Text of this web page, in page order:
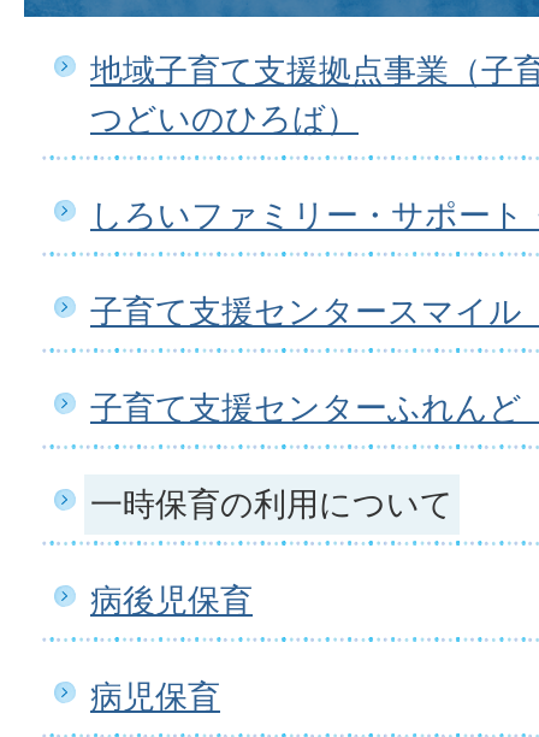
地域子育て支援拠点事業（子
つどいのひろば）
しろいファミリー・サポート
子育て支援センタースマイル
子育て支援センターふれんど
一時保育の利用について
病後児保育
病児保育